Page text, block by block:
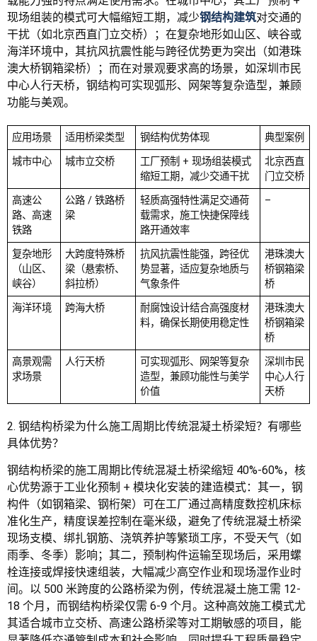
现场组装的模式可大幅缩短工期，减少钢结构建筑对交通的
干扰（如北京西直门立交桥）；在复杂地形如山区、峡谷或
海洋环境中，其抗风抗震性能与跨径优势更为突出（如港珠
澳大桥钢箱梁桥）；而在对景观要求高的场景，如深圳市民
中心人行天桥，钢结构可实现弧形、网架等复杂造型，兼顾
功能与美观。
应用场景 适用桥梁类型 钢结构优势体现
典型案例
城市中心
城市立交桥
工厂预制 + 现场组装模式
缩短工期，减少交通干扰
北京西直
门立交桥
高速公
路、高速
铁路
公路 / 铁路桥
梁
轻质高强特性满足交通荷
载需求，施工快捷保障线
路开通效率
–
复杂地形
（山区、
峡谷）
大跨度特殊桥
梁（悬索桥、
斜拉桥）
抗风抗震性能强，跨径优
势显著，适应复杂地质与
气象条件
港珠澳大
桥钢箱梁
桥
海洋环境
跨海大桥
耐腐蚀设计结合高强度材
料，确保长期使用稳定性
港珠澳大
桥钢箱梁
桥
高景观需
求场景
人行天桥
可实现弧形、网架等复杂
造型，兼顾功能性与美学
价值
深圳市民
中心人行
天桥
2. 钢结构桥梁为什么施工周期比传统混凝土桥梁短？有哪些
具体优势？
钢结构桥梁的施工周期比传统混凝土桥梁缩短 40%-60%，核
心优势源于工业化预制 + 模块化安装的建造模式：其一，钢
构件（如钢箱梁、钢桁架）可在工厂通过高精度数控机床标
准化生产，精度误差控制在毫米级，避免了传统混凝土桥梁
现场支模、绑扎钢筋、浇筑养护等繁琐工序，不受天气（如
雨季、冬季）影响；其二，预制构件运输至现场后，采用螺
栓连接或焊接快速组装，大幅减少高空作业和现场湿作业时
间。以 500 米跨度的公路桥梁为例，传统混凝土施工需 12-
18 个月，而钢结构桥梁仅需 6-9 个月。这种高效施工模式尤
其适合城市立交桥、高速公路桥梁等对工期敏感的项目，能